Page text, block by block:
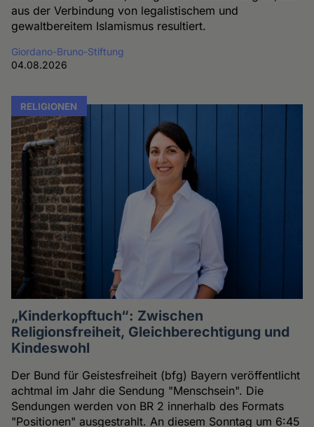
aus der Verbindung von legalistischem und
gewaltbereitem Islamismus resultiert.
Giordano-Bruno-Stiftung
04.08.2026
RELIGIONEN
„Kinderkopftuch“: Zwischen
Religionsfreiheit, Gleichberechtigung und
Kindeswohl
Der Bund für Geistesfreiheit (bfg) Bayern veröffentlicht
achtmal im Jahr die Sendung "Menschsein". Die
Sendungen werden von BR 2 innerhalb des Formats
"Positionen" ausgestrahlt. An diesem Sonntag um 6:45